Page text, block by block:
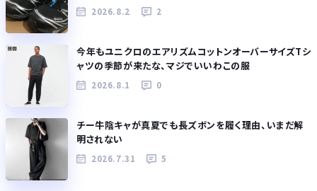
2026.8.2 2
今年もユニクロのエアリズムコットンオーバーサイズTシ
ャツの季節が来たな、マジでいいわこの服
2026.8.1 0
チー牛陰キャが真夏でも長ズボンを履く理由、いまだ解
明されない
2026.7.31 5